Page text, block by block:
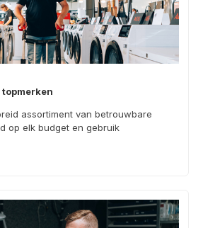
topmerken
assortiment van betrouwbare
op elk budget en gebruik